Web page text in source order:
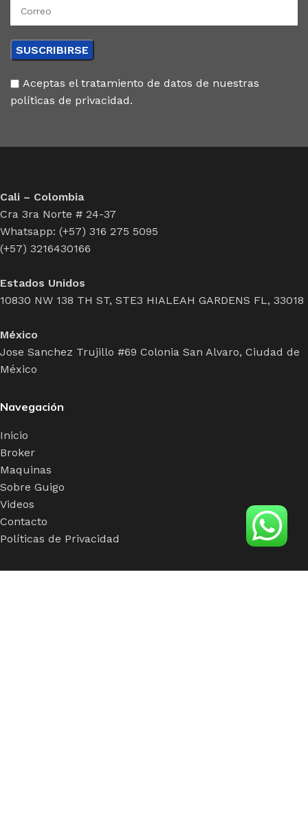
Aceptas el tratamiento de datos de nuestras
políticas de privacidad.
Cali – Colombia
Cra 3ra Norte # 24-37
Whatsapp: (+57) 316 275 5095
(+57) 3216430166
Estados Unidos
10830 NW 138 TH ST, STE3 HIALEAH GARDENS FL, 33018
México
Jose Sanchez Trujillo #69 Colonia San Alvaro, Ciudad de
México
Navegación
Inicio
Broker
Maquinas
Sobre Guigo
Videos
Contacto
Políticas de Privacidad